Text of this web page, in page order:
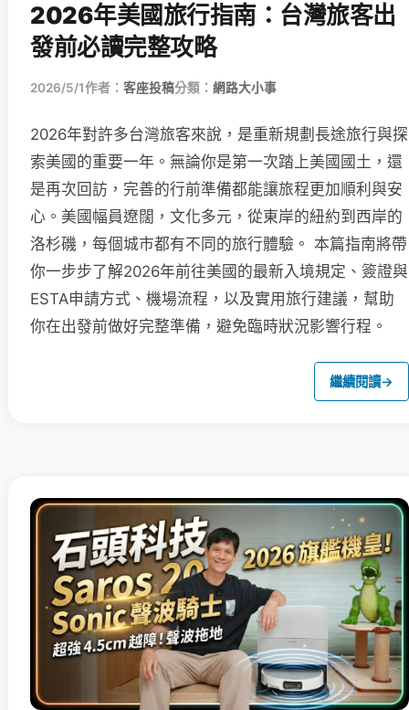
2026年美國旅行指南：台灣旅客出
發前必讀完整攻略
2026/5/1作者： 客座投稿分類： 網路大小事
2026年對許多台灣旅客來說，是重新規劃長途旅行與探
索美國的重要一年。無論你是第一次踏上美國國土，還
是再次回訪，完善的行前準備都能讓旅程更加順利與安
心。美國幅員遼闊，文化多元，從東岸的紐約到西岸的
洛杉磯，每個城市都有不同的旅行體驗。 本篇指南將帶
你一步步了解2026年前往美國的最新入境規定、簽證與
ESTA申請方式、機場流程，以及實用旅行建議，幫助
你在出發前做好完整準備，避免臨時狀況影響行程。
繼續閱讀→